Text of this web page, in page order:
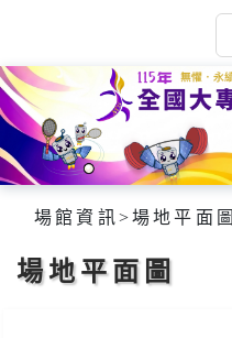
場館資訊>場地平面圖
場地平面圖